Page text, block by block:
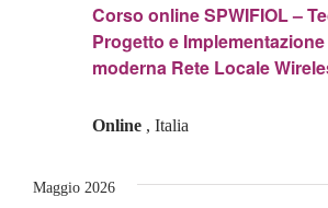
Corso online SPWIFIOL –
Progetto e
moderna Rete Locale
Online , Italia
Maggio 2026